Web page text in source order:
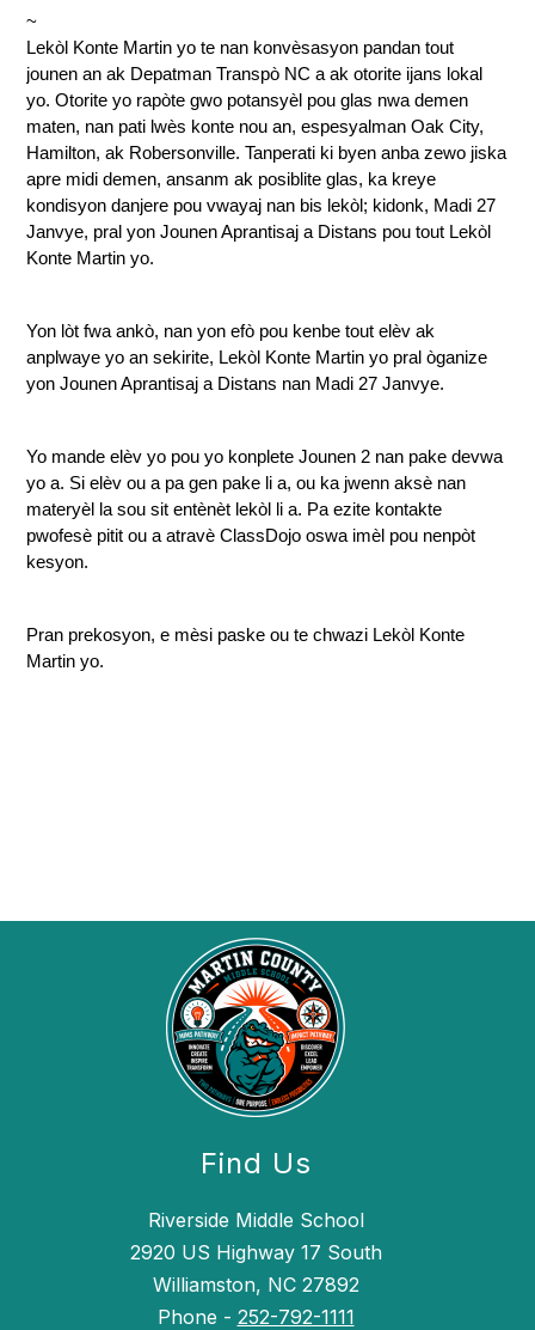
~
Lekòl Konte Martin yo te nan konvèsasyon pandan tout
jounen an ak Depatman Transpò NC a ak otorite ijans lokal
yo. Otorite yo rapòte gwo potansyèl pou glas nwa demen
maten, nan pati lwès konte nou an, espesyalman Oak City,
Hamilton, ak Robersonville. Tanperati ki byen anba zewo jiska
apre midi demen, ansanm ak posiblite glas, ka kreye
kondisyon danjere pou vwayaj nan bis lekòl; kidonk, Madi 27
Janvye, pral yon Jounen Aprantisaj a Distans pou tout Lekòl
Konte Martin yo.
Yon lòt fwa ankò, nan yon efò pou kenbe tout elèv ak
anplwaye yo an sekirite, Lekòl Konte Martin yo pral òganize
yon Jounen Aprantisaj a Distans nan Madi 27 Janvye.
Yo mande elèv yo pou yo konplete Jounen 2 nan pake devwa
yo a. Si elèv ou a pa gen pake li a, ou ka jwenn aksè nan
materyèl la sou sit entènèt lekòl li a. Pa ezite kontakte
pwofesè pitit ou a atravè ClassDojo oswa imèl pou nenpòt
kesyon.
Pran prekosyon, e mèsi paske ou te chwazi Lekòl Konte
Martin yo.
Find Us
Riverside Middle School
2920 US Highway 17 South
Williamston, NC 27892
Phone - 252-792-1111